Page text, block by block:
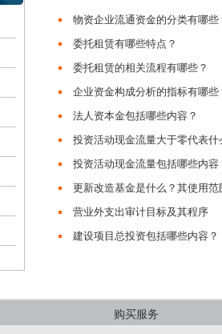
物资企业流通资金的分类有哪些
委托租赁有哪些特点？
委托租赁的相关流程有哪些？
企业资金构成分析的指标有哪些
法人资本金包括哪些内容？
投资活动现金流量大于零代表什
投资活动现金流量包括哪些内容
更新改造基金是什么？其使用范
营业外支出审计目标及其程序
建设项目总投资包括哪些内容？
购买服务